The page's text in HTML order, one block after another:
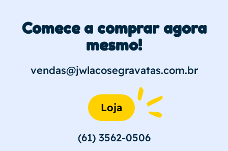
Comece a comprar agora
mesmo!
vendas@jwlacosegravatas.com.br
Loja
(61) 3562-0506